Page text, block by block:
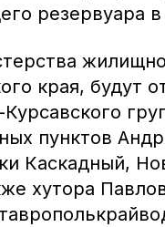
резервуара
края, будут
пунктов
Каскадный,
хутора